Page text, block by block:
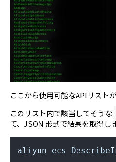
ここから使用可能なAPIリスト
このリスト内で該当してそうな
て、JSON 形式で結果を取得し
aliyun ecs